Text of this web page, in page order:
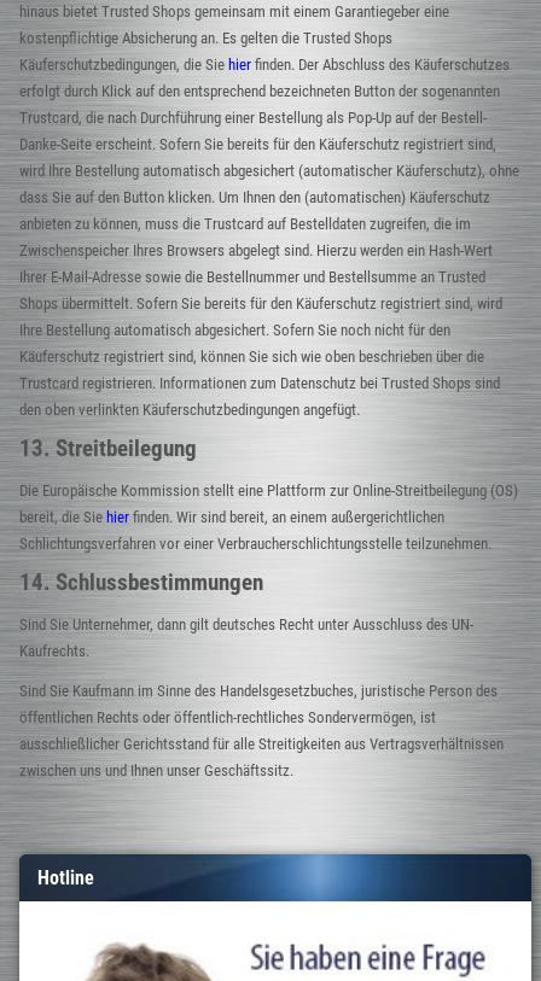
hinaus bietet Trusted Shops gemeinsam mit einem Garantiegeber eine
kostenpflichtige Absicherung an. Es gelten die Trusted Shops
Käuferschutzbedingungen, die Sie hier finden. Der Abschluss des Käuferschutzes
erfolgt durch Klick auf den entsprechend bezeichneten Button der sogenannten
Trustcard, die nach Durchführung einer Bestellung als Pop-Up auf der Bestell-
Danke-Seite erscheint. Sofern Sie bereits für den Käuferschutz registriert sind,
wird Ihre Bestellung automatisch abgesichert (automatischer Käuferschutz), ohne
dass Sie auf den Button klicken. Um Ihnen den (automatischen) Käuferschutz
anbieten zu können, muss die Trustcard auf Bestelldaten zugreifen, die im
Zwischenspeicher Ihres Browsers abgelegt sind. Hierzu werden ein Hash-Wert
Ihrer E-Mail-Adresse sowie die Bestellnummer und Bestellsumme an Trusted
Shops übermittelt. Sofern Sie bereits für den Käuferschutz registriert sind, wird
Ihre Bestellung automatisch abgesichert. Sofern Sie noch nicht für den
Käuferschutz registriert sind, können Sie sich wie oben beschrieben über die
Trustcard registrieren. Informationen zum Datenschutz bei Trusted Shops sind
den oben verlinkten Käuferschutzbedingungen angefügt.
13. Streitbeilegung
Die Europäische Kommission stellt eine Plattform zur Online-Streitbeilegung (OS)
bereit, die Sie hier finden. Wir sind bereit, an einem außergerichtlichen
Schlichtungsverfahren vor einer Verbraucherschlichtungsstelle teilzunehmen.
14. Schlussbestimmungen
Sind Sie Unternehmer, dann gilt deutsches Recht unter Ausschluss des UN-
Kaufrechts.
Sind Sie Kaufmann im Sinne des Handelsgesetzbuches, juristische Person des
öffentlichen Rechts oder öffentlich-rechtliches Sondervermögen, ist
ausschließlicher Gerichtsstand für alle Streitigkeiten aus Vertragsverhältnissen
zwischen uns und Ihnen unser Geschäftssitz.
Hotline